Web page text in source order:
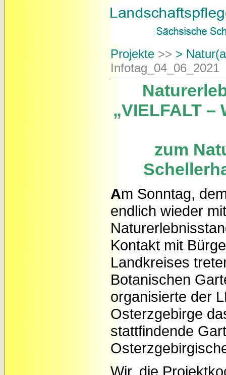
Projekte >> >
Infotag_04_06_2021
„VIELFALT –
zum
Am Sonntag,
endlich wieder
Kontakt mit
Landkreises
Botanischen
organisierte der
Osterzgebirge
stattfindende
Wir, die